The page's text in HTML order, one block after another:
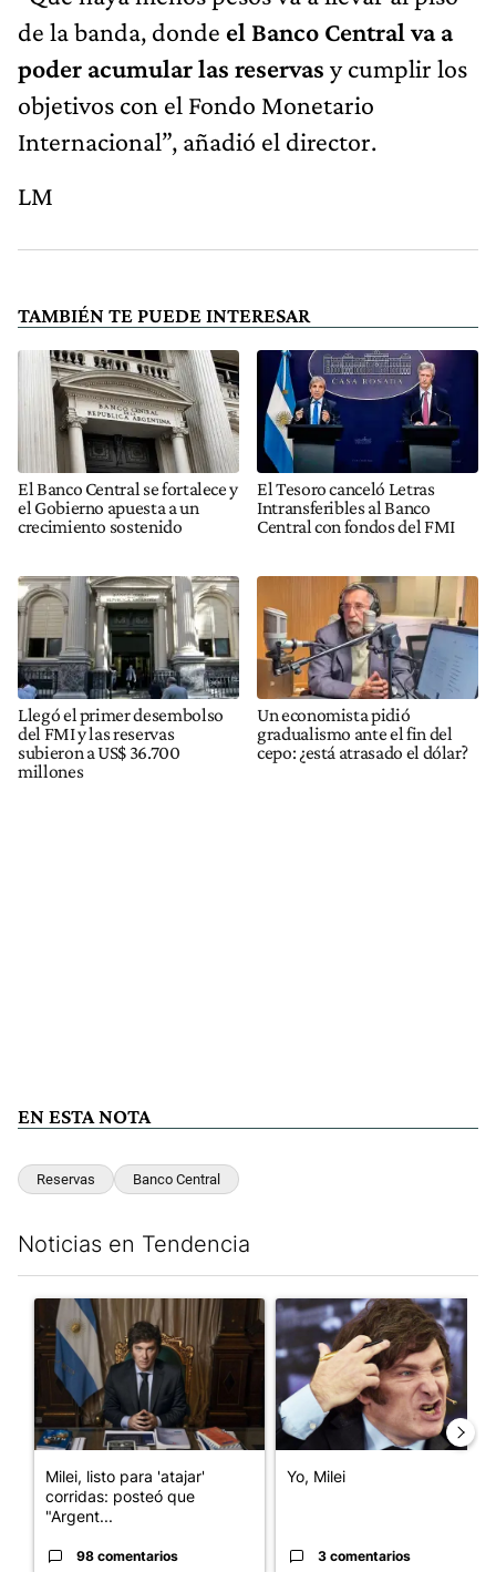
de la banda, donde el Banco Central va a
poder acumular las reservas y cumplir los
objetivos con el Fondo Monetario
Internacional”, añadió el director.
LM
TAMBIÉN TE PUEDE INTERESAR
El Banco Central se fortalece y
el Gobierno apuesta a un
crecimiento sostenido
El Tesoro canceló Letras
Intransferibles al Banco
Central con fondos del FMI
Llegó el primer desembolso
del FMI y las reservas
subieron a US$ 36.700
millones
Un economista pidió
gradualismo ante el fin del
cepo: ¿está atrasado el dólar?
EN ESTA NOTA
Reservas Banco Central
Noticias en Tendencia
Un artículo de tendencia con el título "Milei, listo para 'atajar'
Milei, listo para 'atajar'
corridas: posteó que
"Argent...
98 comentarios
Un artículo de tendencia con
Yo, Milei
3 comentarios